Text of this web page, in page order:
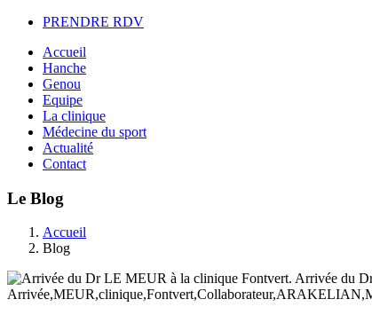
PRENDRE RDV
Accueil
Hanche
Genou
Equipe
La clinique
Médecine du sport
Actualité
Contact
Le Blog
Accueil
Blog